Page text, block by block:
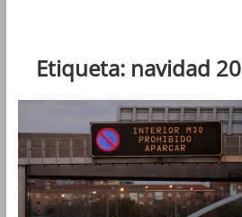
Etiqueta: navidad